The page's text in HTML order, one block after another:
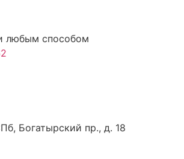
любым способом
Богатырский пр., д. 18